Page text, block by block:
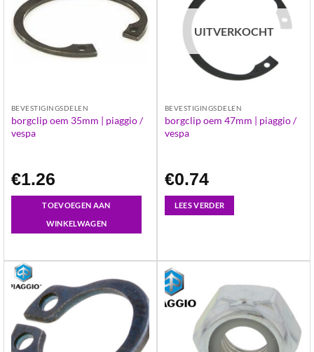
BEVESTIGINGSDELEN
borgclip oem 35mm | piaggio /
vespa
€1.26
TOEVOEGEN AAN
WINKELWAGEN
UITVERKOCHT
BEVESTIGINGSDELEN
borgclip oem 47mm | piaggio /
vespa
€0.74
LEES VERDER